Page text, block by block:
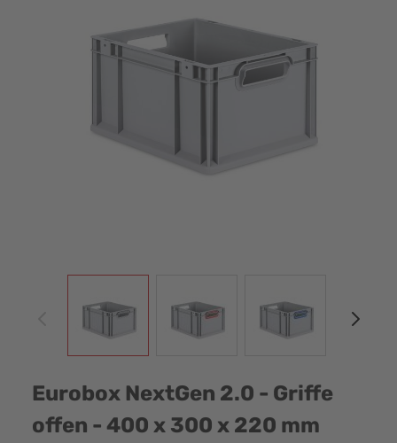
Eurobox NextGen 2.0 - Griffe
offen - 400 x 300 x 220 mm